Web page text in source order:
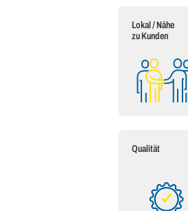
Lokal / Nähe
zu Kunden
Qualität